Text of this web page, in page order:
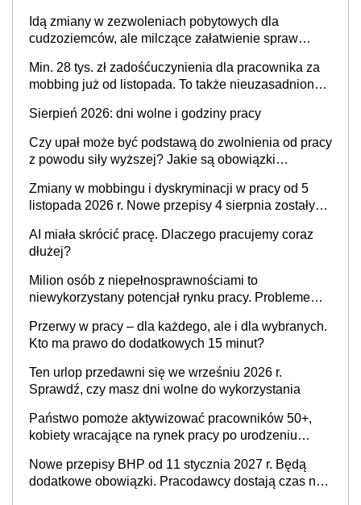
stosunku pracy
Idą zmiany w zezwoleniach pobytowych dla
cudzoziemców, ale milczące załatwienie spraw
Min. 28 tys. zł zadośćuczynienia dla pracownika za
mobbing już od listopada. To także nieuzasadniona
Sierpień 2026: dni wolne i godziny pracy
Czy upał może być podstawą do zwolnienia od pracy
z powodu siły wyższej? Jakie są obowiązki
Zmiany w mobbingu i dyskryminacji w pracy od 5
listopada 2026 r. Nowe przepisy 4 sierpnia zostały
AI miała skrócić pracę. Dlaczego pracujemy coraz
dłużej?
Milion osób z niepełnosprawnościami to
niewykorzystany potencjał rynku pracy. Problemem
refundacji, ale bariery po stronie systemu i
świadomości pracodawców [WYWIAD]
Przerwy w pracy – dla każdego, ale i dla wybranych.
Kto ma prawo do dodatkowych 15 minut?
Ten urlop przedawni się we wrześniu 2026 r.
Sprawdź, czy masz dni wolne do wykorzystania
Państwo pomoże aktywizować pracowników 50+,
kobiety wracające na rynek pracy po urodzeniu
neuroatypowe. Powstanie Fundusz na rzecz
Inkluzywności w Zatrudnianiu?
Nowe przepisy BHP od 11 stycznia 2027 r. Będą
dodatkowe obowiązki. Pracodawcy dostają czas na